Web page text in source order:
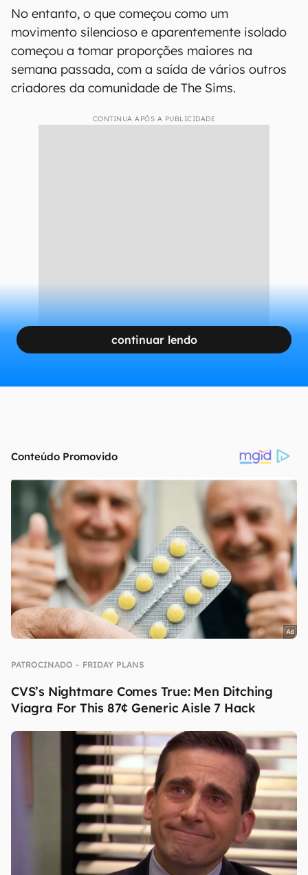
No entanto, o que começou como um
movimento silencioso e aparentemente isolado
começou a tomar proporções maiores na
semana passada, com a saída de vários outros
criadores da comunidade de The Sims.
CONTINUA APÓS A PUBLICIDADE
continuar lendo